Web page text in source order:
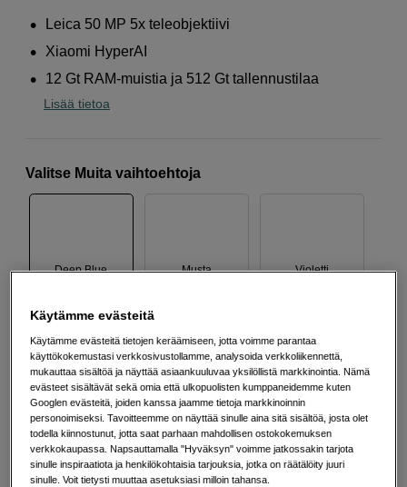
Leica 50 MP 5x teleobjektiivi
Xiaomi HyperAI
12 Gt RAM-muistia ja 512 Gt tallennustilaa
Lisää tietoa
Valitse Muita vaihtoehtoja
Deep Blue Musta Violetti
Laturi ei sisälly 10-100
W
USB PD
Triple USB (2C1A) GaN Charger 65W
49 EUR
Käytämme evästeitä
Käytämme evästeitä tietojen keräämiseen, jotta voimme parantaa
käyttökokemustasi verkkosivustollamme, analysoida verkkoliikennettä,
mukauttaa sisältöä ja näyttää asiaankuuluvaa yksilöllistä markkinointia. Nämä
evästeet sisältävät sekä omia että ulkopuolisten kumppaneidemme kuten
Googlen evästeitä, joiden kanssa jaamme tietoja markkinoinnin
personoimiseksi. Tavoitteemme on näyttää sinulle aina sitä sisältöä, josta olet
todella kiinnostunut, jotta saat parhaan mahdollisen ostokokemuksen
verkkokaupassa. Napsauttamalla "Hyväksyn" voimme jatkossakin tarjota
sinulle inspiraatiota ja henkilökohtaisia tarjouksia, jotka on räätälöity juuri
sinulle. Voit tietysti muuttaa asetuksiasi milloin tahansa.